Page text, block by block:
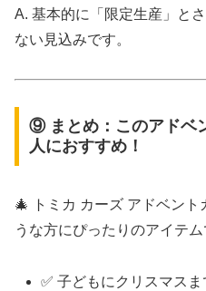
A. 基本的に「限定生産」と
ない見込みです。
⑨ まとめ：このアドベ
人におすすめ！
🎄 トミカ カーズ アドベン
うな方にぴったりのアイテム
✅ 子どもにクリスマス